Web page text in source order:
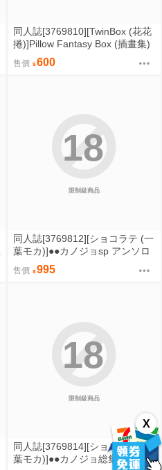
X
同人誌[3769810][TwinBox (花花
捲)]Pillow Fantasy Box (插畫集)
售價 600
限制級商品
18
同人誌[3769812][ショコラテ (一
葉モカ)]●●カノジョsp アンソロ
ジー (原創)
售價 995
限制級商品
18
同人誌[3769814][ショコラテ (一
葉モカ)]●●カノジョ総集編03 (原